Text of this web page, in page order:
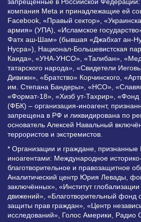
компания Meta и принадлежащие ей
Facebook, «Правый сектор»,
армия» (УПА), «Исламское
Фатх аш-Шам» (бывшая «Джабхат ан-
Нусра»), Национал-Большевистская
Каида», «УНА-УНСО», «Талибан»,
татарского народа», «Свидетели
Дивижн», «Братство» Корчинского,
им. Степана Бандеры», «НСО»,
«Формат-18», «Хизб ут-Тахрир», «Фонд
(ФБК) – организация-иноагент,
запрещена в РФ и ликвидирована по
основатель Алексей Навальный
террористов и экстремистов.
* Организации и граждане,
иноагентами: Международное историко-
благотворительное и правозащитное
Аналитический центр Юрия Левады,
заключённых», «Институт
движений», «Благотворительный фонд
защиты прав граждан», «Центр
исследований», Голос Америки, Радио